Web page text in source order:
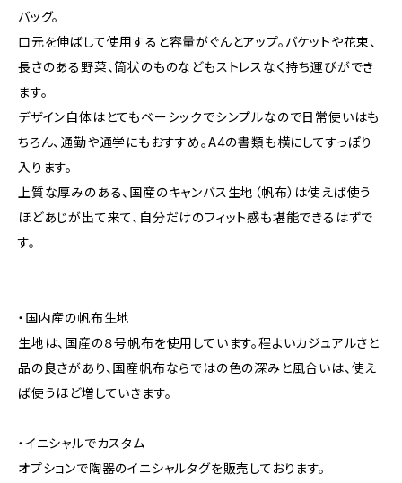
バッグ。
口元を伸ばして使用すると容量がぐんとアップ。バケットや花束、
長さのある野菜、筒状のものなどもストレスなく持ち運びができ
ます。
デザイン自体はとてもベーシックでシンプルなので日常使いはも
ちろん、通勤や通学にもおすすめ。A4の書類も横にしてすっぽり
入ります。
上質な厚みのある、国産のキャンバス生地（帆布）は使えば使う
ほどあじが出て来て、自分だけのフィット感も堪能できるはずで
す。
・国内産の帆布生地
生地は、国産の８号帆布を使用しています。程よいカジュアルさと
品の良さがあり、国産帆布ならではの色の深みと風合いは、使え
ば使うほど増していきます。
・イニシャルでカスタム
オプションで陶器のイニシャルタグを販売しております。